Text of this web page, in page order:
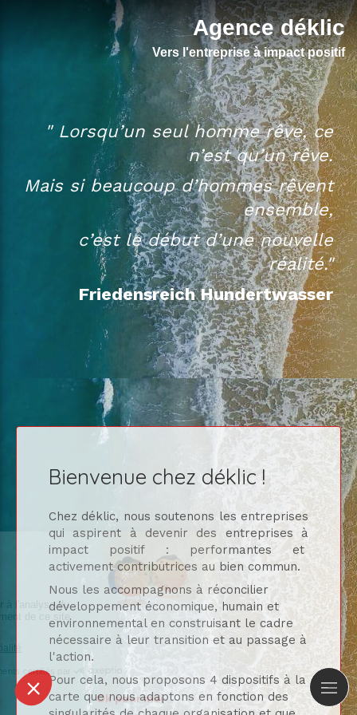
Agence déklic
Vers l'entreprise à impact positif
" Lorsqu’un seul homme rêve, ce
n’est qu’un rêve.
Mais si beaucoup d’hommes rêvent
ensemble,
c’est le début d’une nouvelle
réalité."
Friedensreich Hundertwasser
Bienvenue chez déklic !
Chez déklic, nous soutenons les entreprises
qui aspirent à devenir des entreprises à
impact positif : performantes et
activement contributrices au bien commun.
Nous les accompagnons à réconcilier
développement économique, humain et
environnemental en construisant le cadre
nécessaire à leur transition et au passage à
l'action.
Pour cela, nous proposons 4 dispositifs à la
carte que nous adaptons en fonction des